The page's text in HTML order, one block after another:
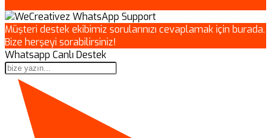
Müşteri destek ekibimiz sorularınızı cevaplamak için burada.
Bize herşeyi sorabilirsiniz!
Whatsapp Canlı Destek